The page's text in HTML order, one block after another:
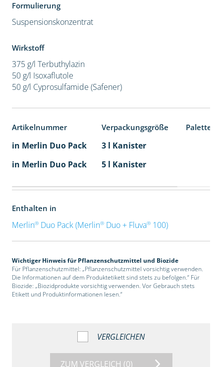
Formulierung
Suspensionskonzentrat
Wirkstoff
375 g/l Terbuthylazin
50 g/l Isoxaflutole
50 g/l Cyprosulfamide (Safener)
Artikelnummer Verpackungsgröße
in Merlin Duo Pack
3 l Kanister
in Merlin Duo Pack
5 l Kanister
Enthalten in
Merlin®Duo Pack (Merlin®Duo + Fluva®100)
Wichtiger Hinweis für Pflanzenschutzmittel und Biozide
Für Pflanzenschutzmittel: „Pflanzenschutzmittel vorsichtig verwenden.
Die Informationen auf dem Produktetikett sind stets zu befolgen.“ Für
Biozide: „Biozidprodukte vorsichtig verwenden. Vor Gebrauch stets
Etikett und Produktinformationen lesen.“
VERGLEICHEN
ZUM VERGLEICH (0)